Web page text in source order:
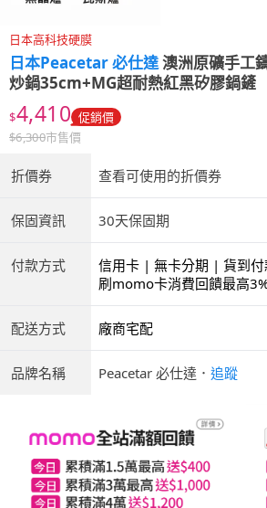
日本高科技硬膜
日本Peacetar 必仕達澳洲原礦手工
炒鍋35cm+MG超耐熱紅黑矽膠鍋鏟
$4,410 促銷價
$6,300市售價
折價券 查看可使用的折價券
保固資訊 30天保固期
付款方式
信用卡 | 無卡分期 | 貨到
商付款 | ATM | 銀聯卡 | 銀
刷momo卡消費回饋最高3%
配送方式 廠商宅配
品牌名稱 Peacetar 必仕達 ． 追蹤